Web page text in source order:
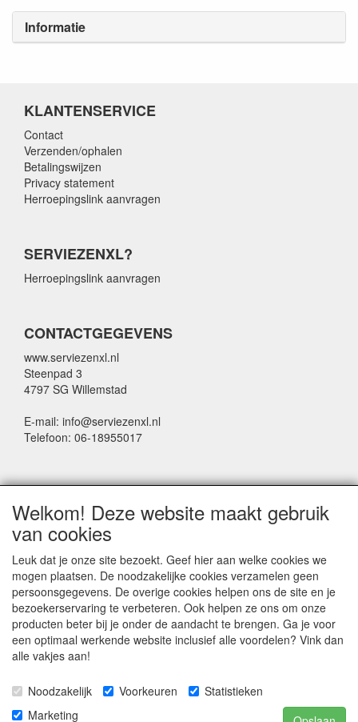
Informatie
KLANTENSERVICE
Contact
Verzenden/ophalen
Betalingswijzen
Privacy statement
Herroepingslink aanvragen
SERVIEZENXL?
Herroepingslink aanvragen
CONTACTGEGEVENS
www.serviezenxl.nl
Steenpad 3
4797 SG Willemstad
E-mail: info@serviezenxl.nl
Telefoon: 06-18955017
Voornaam
Achternaam
E-mail
Welkom! Deze website maakt gebruik
van cookies
Leuk dat je onze site bezoekt. Geef hier aan welke cookies we
mogen plaatsen. De noodzakelijke cookies verzamelen geen
persoonsgegevens. De overige cookies helpen ons de site en je
bezoekerservaring te verbeteren. Ook helpen ze ons om onze
producten beter bij je onder de aandacht te brengen. Ga je voor
een optimaal werkende website inclusief alle voordelen? Vink dan
alle vakjes aan!
Noodzakelijk Voorkeuren
Statistieken
Marketing